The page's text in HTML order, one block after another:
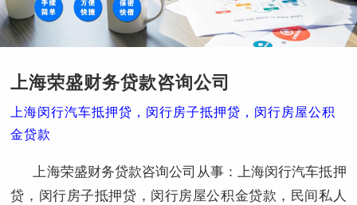
上海荣盛财务贷款咨询公司
上海闵行汽车抵押贷，闵行房子抵押贷，闵行房屋公积
金贷款
上海荣盛财务贷款咨询公司从事：上海闵行汽车抵押
贷，闵行房子抵押贷，闵行房屋公积金贷款，民间私人